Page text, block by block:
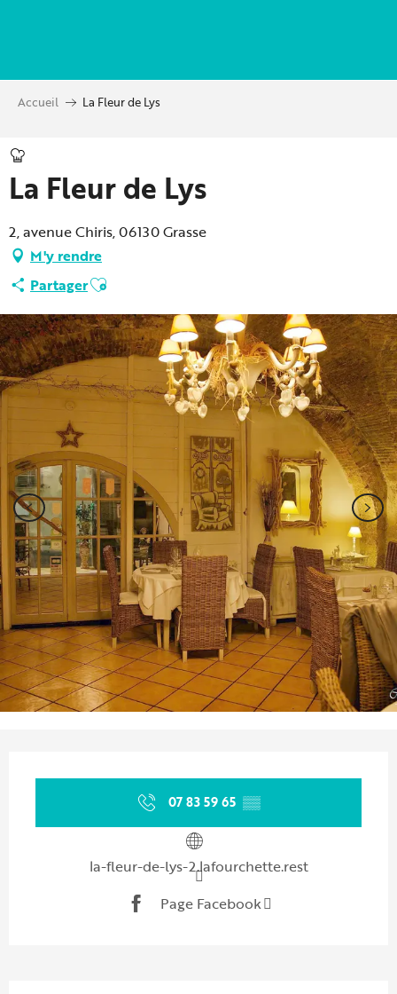
principal
Accueil La Fleur de Lys
La Fleur de Lys
2, avenue Chiris, 06130 Grasse
M'y rendre
PartagerAjouter aux favoris
07 83 59 65 ▒▒
la-fleur-de-lys-2.lafourchette.rest
Page Facebook